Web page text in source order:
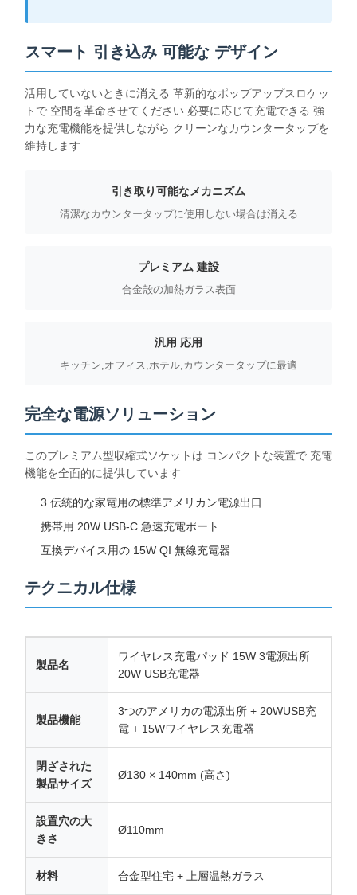
会社案内 品質管理
すべての場合 今雑談しなさ
い
格納式電源ソケット
会議用電源ソケット
スマート 引き込み 可能な デザイン
活用していないときに消える 革新的なポップアップスロケッ
トで 空間を革命させてください 必要に応じて充電できる 強
力な充電機能を提供しながら クリーンなカウンタータップを
維持します
引き取り可能なメカニズム
清潔なカウンタータップに使用しない場合は消える
プレミアム 建設
合金殻の加熱ガラス表面
汎用 応用
キッチン,オフィス,ホテル,カウンタータップに最適
完全な電源ソリューション
このプレミアム型収縮式ソケットは コンパクトな装置で 充電
機能を全面的に提供しています
3 伝統的な家電用の標準アメリカン電源出口
携帯用 20W USB-C 急速充電ポート
互換デバイス用の 15W QI 無線充電器
テクニカル仕様
製品名
ワイヤレス充電パッド 15W 3電源出所
20W USB充電器
製品機能
3つのアメリカの電源出所 + 20WUSB充
電 + 15Wワイヤレス充電器
閉ざされた
製品サイズ
Ø130 × 140mm (高さ)
設置穴の大
きさ
Ø110mm
材料 合金型住宅 + 上層温熱ガラス